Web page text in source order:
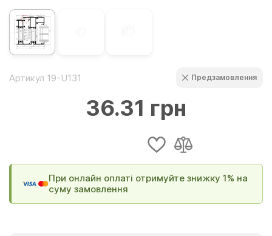
Артикул 19-U131 Предзамовлення
36.31 грн
При онлайн оплаті отримуйте знижку 1% на
суму замовлення